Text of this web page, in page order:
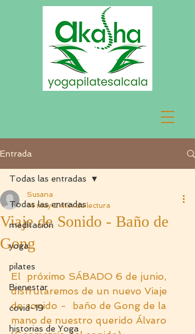
Entrada
Todas las entradas
meditación
yoga
pilates
Bienestar
covid-19
historias de Yoga
Todas las entradas
Viaje de Sonido - Baño de
Gong
Susana
14 may 2 min de lectura
El  próximo SÁBADO 6 de junio,
disfrutaremos de un nuevo Viaje
de sonido -  baño de Gong de la
mano de nuestro querido Álvaro